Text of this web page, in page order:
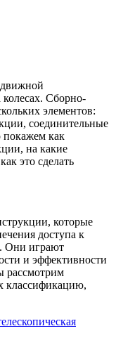
Сборно-
элементов:
соединительные
покажем как
на какие
это сделать
которые
доступа к
Они играют
и эффективности
рассмотрим
классификацию,